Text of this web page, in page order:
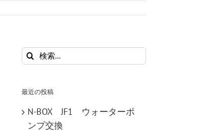
検
索
最近の投稿
N-BOX JF1 ウォーターポ
ンプ交換